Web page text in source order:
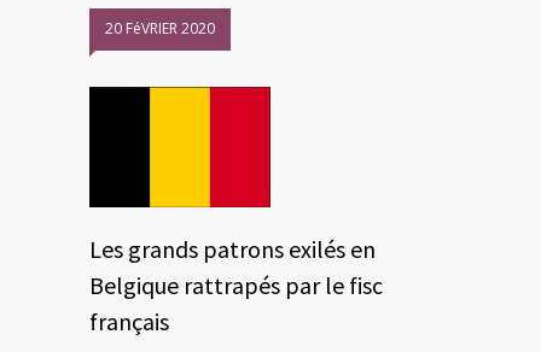
20 FéVRIER 2020
Les grands patrons exilés en
Belgique rattrapés par le fisc
français